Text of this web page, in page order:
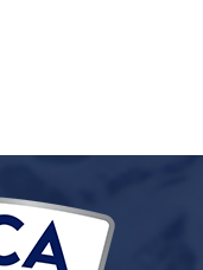
dziennie. Pamiętaj,
wody.